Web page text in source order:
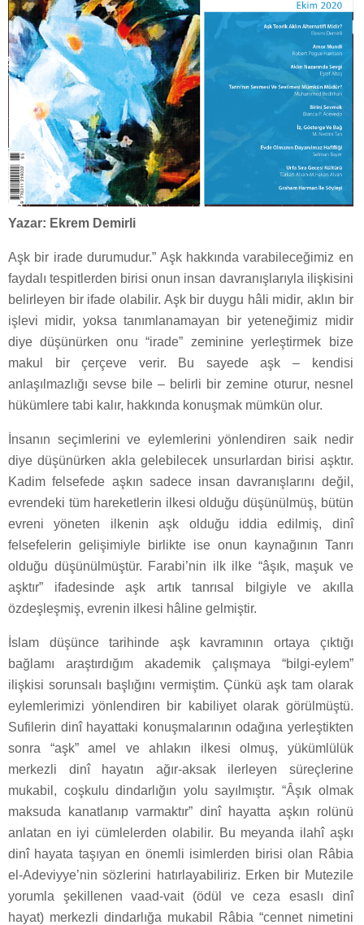
Yazar: Ekrem Demirli
Aşk bir irade durumudur.” Aşk hakkında varabileceğimiz en
faydalı tespitlerden birisi onun insan davranışlarıyla ilişkisini
belirleyen bir ifade olabilir. Aşk bir duygu hâli midir, aklın bir
işlevi midir, yoksa tanımlanamayan bir yeteneğimiz midir
diye düşünürken onu “irade” zeminine yerleştirmek bize
makul bir çerçeve verir. Bu sayede aşk – kendisi
anlaşılmazlığı sevse bile – belirli bir zemine oturur, nesnel
hükümlere tabi kalır, hakkında konuşmak mümkün olur.
İnsanın seçimlerini ve eylemlerini yönlendiren saik nedir
diye düşünürken akla gelebilecek unsurlardan birisi aşktır.
Kadim felsefede aşkın sadece insan davranışlarını değil,
evrendeki tüm hareketlerin ilkesi olduğu düşünülmüş, bütün
evreni yöneten ilkenin aşk olduğu iddia edilmiş, dinî
felsefelerin gelişimiyle birlikte ise onun kaynağının Tanrı
olduğu düşünülmüştür. Farabi’nin ilk ilke “âşık, maşuk ve
aşktır” ifadesinde aşk artık tanrısal bilgiyle ve akılla
özdeşleşmiş, evrenin ilkesi hâline gelmiştir.
İslam düşünce tarihinde aşk kavramının ortaya çıktığı
bağlamı araştırdığım akademik çalışmaya “bilgi-eylem”
ilişkisi sorunsalı başlığını vermiştim. Çünkü aşk tam olarak
eylemlerimizi yönlendiren bir kabiliyet olarak görülmüştü.
Sufilerin dinî hayattaki konuşmalarının odağına yerleştikten
sonra “aşk” amel ve ahlakın ilkesi olmuş, yükümlülük
merkezli dinî hayatın ağır-aksak ilerleyen süreçlerine
mukabil, coşkulu dindarlığın yolu sayılmıştır. “Âşık olmak
maksuda kanatlanıp varmaktır” dinî hayatta aşkın rolünü
anlatan en iyi cümlelerden olabilir. Bu meyanda ilahî aşkı
dinî hayata taşıyan en önemli isimlerden birisi olan Râbia
el-Adeviyye’nin sözlerini hatırlayabiliriz. Erken bir Mutezile
yorumla şekillenen vaad-vait (ödül ve ceza esaslı dinî
hayat) merkezli dindarlığa mukabil Râbia “cennet nimetini